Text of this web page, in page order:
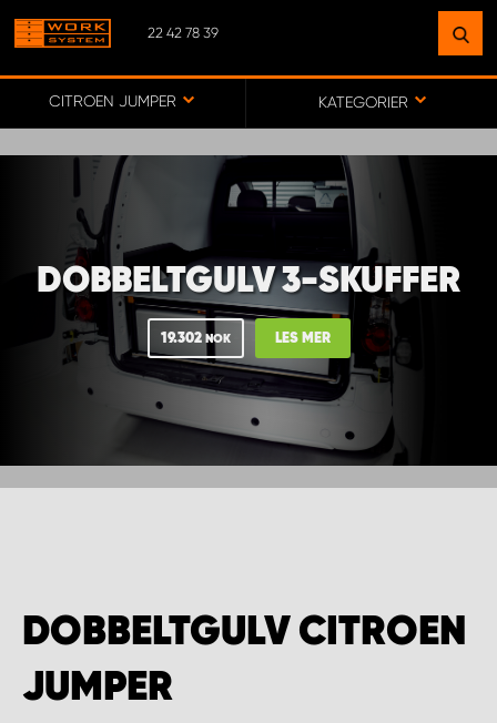
22 42 78 39
CITROEN JUMPER KATEGORIER
DOBBELTGULV 3-SKUFFER
19.302 NOK LES MER
DOBBELTGULV CITROEN
JUMPER
NÆR DEG
GÅ TIL KARTET
MONTERING BÆRUM
MONTERING FREDRIKSTAD
WORK SYSTEM HORTEN
WORK SYSTEM KEY ACCOUNT